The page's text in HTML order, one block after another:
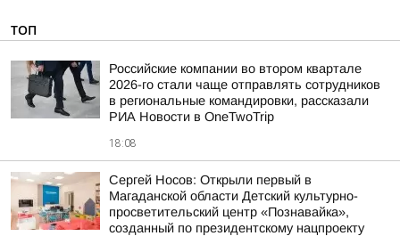
ТОП
Российские компании во втором квартале
2026-го стали чаще отправлять сотрудников
в региональные командировки, рассказали
РИА Новости в OneTwoTrip
18:08
Сергей Носов: Открыли первый в
Магаданской области Детский культурно-
просветительский центр «Познавайка»,
созданный по президентскому нацпроекту